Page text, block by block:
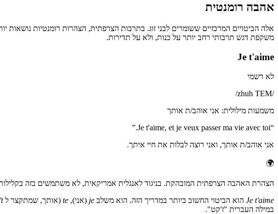
אהבה רומנטית
משקפת דגש תרבותי רחב יותר על כנות, ולא על תדירות.
Je t'aime
לא רשמי
/
zhuh TEM
/
משמעות מילולית: אני אוהב/ת אותך
“
Je t'aime, et je veux passer ma vie avec toi.
”
אני אוהב/ת אותך, ואני רוצה לבלות את חיי איתך.
🌍
הצהרת האהבה הצרפתית המובהקת. בניגוד לאנגלית אמריקאית, לא משתמשים בזה
Je t'aime הוא הביטוי החשוב ביותר במדריך הזה. הוא משלב je (אני), te (אותך, שמתקצר לt'
במילה העברית "ז'קט".